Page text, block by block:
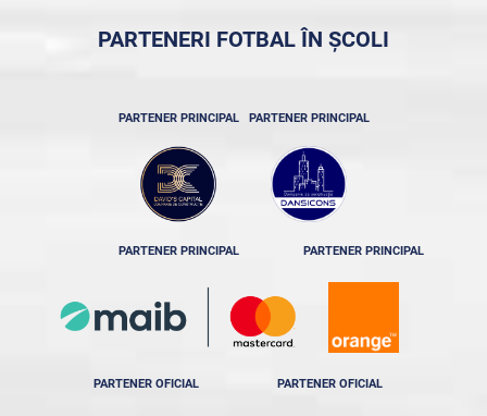
PARTENERI FOTBAL ÎN ȘCOLI
PARTENER PRINCIPAL PARTENER PRINCIPAL
PARTENER PRINCIPAL PARTENER PRINCIPAL
PARTENER OFICIAL PARTENER OFICIAL